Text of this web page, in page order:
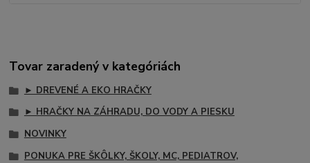
Tovar zaradený v kategóriách
► DREVENÉ A EKO HRAČKY
► HRAČKY NA ZÁHRADU, DO VODY A PIESKU
NOVINKY
PONUKA PRE ŠKÔLKY, ŠKOLY, MC, PEDIATROV,